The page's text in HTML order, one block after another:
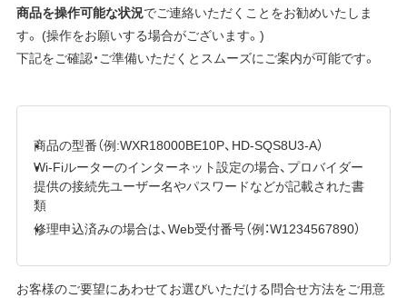
商品を操作可能な状況でご連絡いただくことをお勧めいたしま
す。 (操作をお願いする場合がございます。)
下記をご確認・ご準備いただくとスムーズにご案内が可能です。
商品の型番（例:WXR18000BE10P、HD-SQS8U3-A）
Wi-Fiルーターのインターネット設定の場合、プロバイダー
提供の接続先ユーザー名やパスワードなどが記載された書
類
修理申込済みの場合は、Web受付番号（例：W1234567890）
お客様のご要望にあわせてお選びいただける問合せ方法をご用意